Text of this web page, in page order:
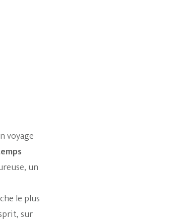
voyage
un
le plus
sur